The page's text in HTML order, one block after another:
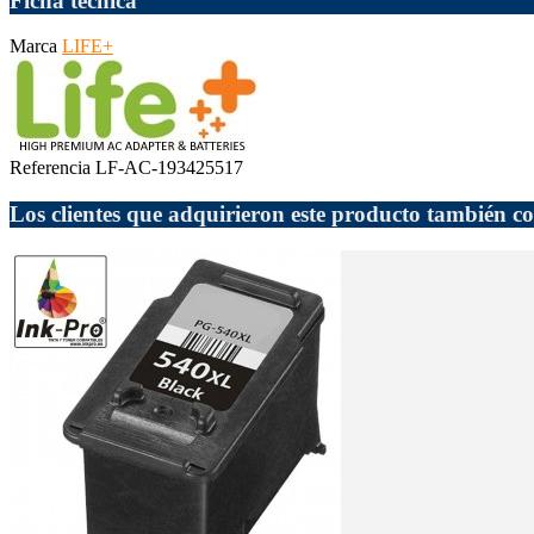
Marca LIFE+
Referencia LF-AC-193425517
Los clientes que adquirieron este producto también